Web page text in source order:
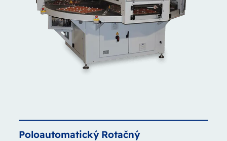
Poloautomatický Rotačný